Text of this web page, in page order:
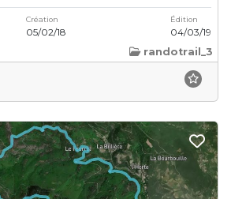
Création
05/02/18
Édition
04/03/19
randotrail_3